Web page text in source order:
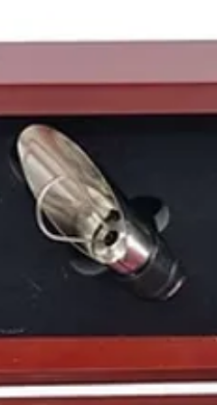
terreno futbolístico fue un buen año
puesto para el
también la victoria de laCopa de
para el madridismo.
es elaño de nacimiento
de personas
Cristiano Ronaldo
Lana del Rey,Bruno Mars, el
, la cantante Edurne , el piloto Lewis
o el actor gallegoMartino Rivas
encontrar más información de los